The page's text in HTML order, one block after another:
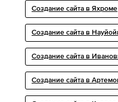
Создание сайта в Яхроме
Создание сайта в
Создание сайта в
Создание сайта в